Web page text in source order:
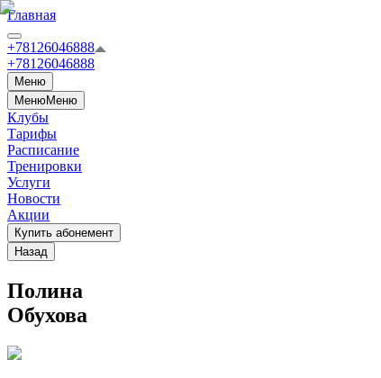
Главная
+78126046888
+78126046888
Меню
МенюМеню
Клубы
Тарифы
Расписание
Тренировки
Услуги
Новости
Акции
Купить абонемент
Назад
Полина
Обухова